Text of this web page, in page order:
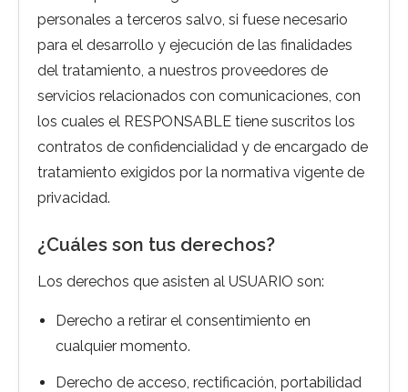
personales a terceros salvo, si fuese necesario
para el desarrollo y ejecución de las finalidades
del tratamiento, a nuestros proveedores de
servicios relacionados con comunicaciones, con
los cuales el RESPONSABLE tiene suscritos los
contratos de confidencialidad y de encargado de
tratamiento exigidos por la normativa vigente de
privacidad.
¿Cuáles son tus derechos?
Los derechos que asisten al USUARIO son:
Derecho a retirar el consentimiento en
cualquier momento.
Derecho de acceso, rectificación, portabilidad